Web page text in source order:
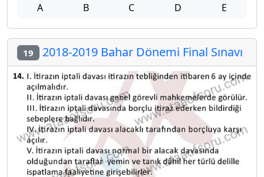
A B C D E
19 2018-2019 Bahar Dönemi Final Sınavı